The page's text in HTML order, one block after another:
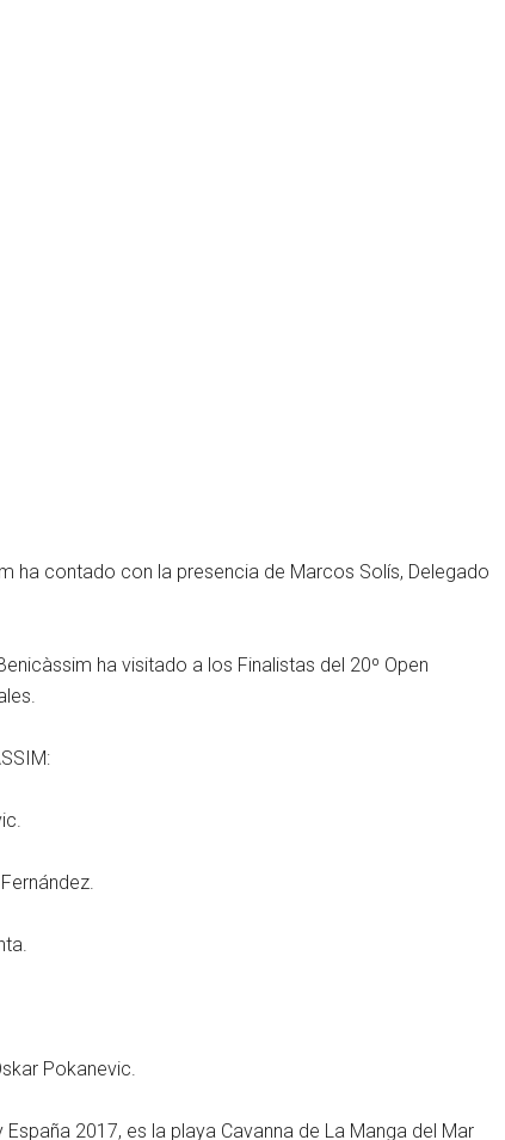
ha contado con la presencia de Marcos Solís, Delegado
ha visitado a los Finalistas del 20º Open
Pokanevic.
2017, es la playa Cavanna de La Manga del Mar